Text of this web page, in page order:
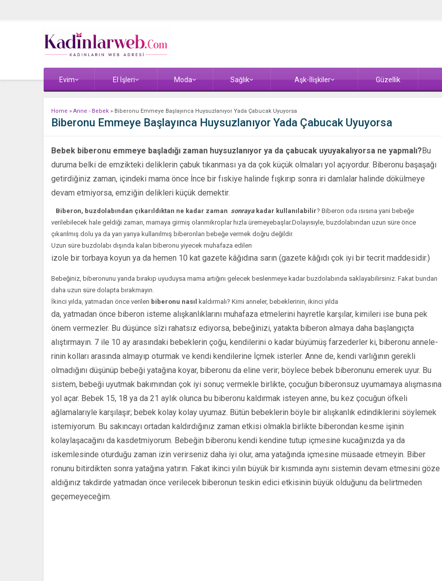
Evim El İşleri Moda Sağlık Aşk-İlişkiler Güzellik
Home » Anne - Bebek » Biberonu Emmeye Başlayınca Huysuzlanıyor Yada Çabucak Uyuyorsa
Biberonu Emmeye Başlayınca Huysuzlanıyor Yada Çabucak Uyuyorsa
Bebek biberonu emmeye başladığı zaman huysuzlanıyor ya da çabucak uyuyakalıyorsa ne yapmalı?Bu
duruma belki de emzikteki deliklerin çabuk tıkanması ya da çok küçük olma­ları yol açıyordur. Biberonu başaşağı
getirdiğiniz zaman, içinde­ki mama önce İnce bir fıskiye halinde fışkırıp sonra iri damla­lar halinde dökülmeye
devam etmiyorsa, emziğin delikleri küçük demektir.
Biberon, buzdolabından çıkarıldıktan ne kadar zaman sonrayakadar kullanılabilir? Biberon oda ısısına yani bebeğe
verilebilecek hale geldiği zaman, mamaya girmiş olanmikroplar hızla üremeyebaşlar.Dolayısıyle, buzdolabından uzun süre önce
çıkarılmış dolu ya da yarı yarıya kullanılmış biberonları bebeğe vermek doğru değildir.
Uzun süre buzdolabı dışında kalan biberonu yiyecek muha­faza edilen
izole bir torbaya koyun ya da hemen 10 kat gazete kâğıdına sarın (gazete kâğıdı çok iyi bir tecrit maddesidir.)
Bebeğiniz, biberonunu yarıda bırakıp uyuduysa mama artığı­nı gelecek beslenmeye kadar buzdolabında saklayabilirsiniz. Fa­kat bundan
daha uzun süre dolapta bırakmayın.
İkinci yılda, yatmadan önce verilen biberonu nasıl kaldırmalı? Kimi anneler, bebeklerinin, ikinci yılda
da, yatmadan önce biberon isteme alışkanlıklarını muhafaza etmelerini hay­retle karşılar, kimileri ise buna pek
önem vermezler. Bu düşün­ce sîzi rahatsız ediyorsa, bebeğinizi, yatakta biberon almaya da­ha başlangıçta
alıştırmayın. 7 ile 10 ay arasındaki bebeklerin ço­ğu, kendilerini o kadar büyümüş farzederler ki, biberonu annele­
rinin kolları arasında almayıp oturmak ve kendi kendilerine İç­mek isterler. Anne de, kendi varlığının gerekli
olmadığını düşü­nüp bebeği yatağına koyar, biberonu da eline verir; böylece be­bek biberonunu emerek uyur. Bu
sistem, bebeği uyutmak bakı­mından çok iyi sonuç vermekle birlikte, çocuğun biberonsuz uyumamaya alışmasına
yol açar. Bebek 15, 18 ya da 21 aylık olunca bu biberonu kaldırmak isteyen anne, bu kez çocuğun öfkeli
ağlamalarıyle karşılaşır; bebek kolay kolay uyumaz. Bü­tün bebeklerin böyle bir alışkanlık edindiklerini söylemek
iste­miyorum. Bu sakıncayı ortadan kaldırdığınız zaman etkisi ol­makla birlikte biberondan kesme işinin
kolaylaşacağını da kasdetmiyorum. Bebeğin biberonu kendi kendine tutup içmesine kucağınızda ya da
iskemlesinde oturduğu zaman izin verirseniz daha iyi olur, ama yatağında içmesine müsaade etmeyin. Biber
ronunu bitirdikten sonra yatağına yatırın. Fakat ikinci yılın büyük bir kısmında aynı sistemin devam etmesini göze
aldığınız tak­dirde yatmadan önce verilecek biberonun teskin edici etkisinin büyük olduğunu da belirtmeden
geçemeyeceğim.